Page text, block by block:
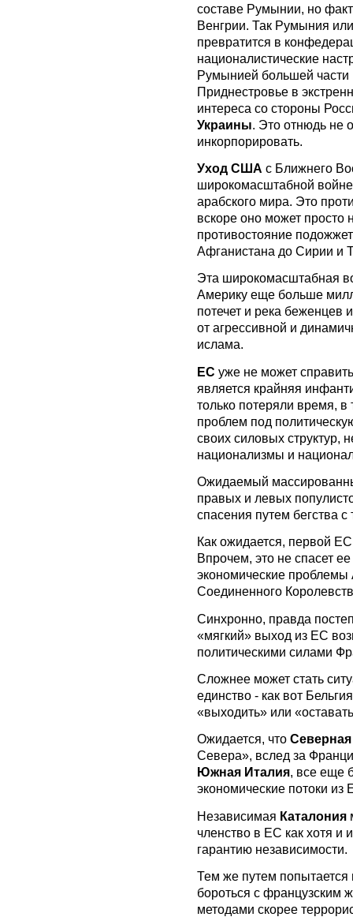
составе Румынии, но
Венгрии. Так Румыния
превратится в
националистические
Румынией большей части
Приднестровье в
интереса со стороны
Украины. Это отнюдь не
инкорпорировать.
Уход США с Ближнего
широкомасштабной
арабского мира. Это
вскоре оно может
противостояние
Афганистана до Сирии и
Эта широкомасштабная
Америку еще больше
потечет и река беженцев
от агрессивной и
ислама.
ЕС уже не может
является крайняя
только потеряли время, в
проблем под
своих силовых структур,
национализмы и
Ожидаемый
правых и левых
спасения путем бегства
Как ожидается, первой
Впрочем, это не спасет
экономические проблемы
Соединенного
Синхронно, правда
«мягкий» выход из ЕС
политическими силами
Сложнее может стать
единство - как вот
«выходить» или
Ожидается, что
Севера», вслед за
Южная Италия, все еще
экономические потоки из
Независимая Каталония
членство в ЕС как хотя и
гарантию независимости.
Тем же путем попытается
бороться с французским
методами скорее